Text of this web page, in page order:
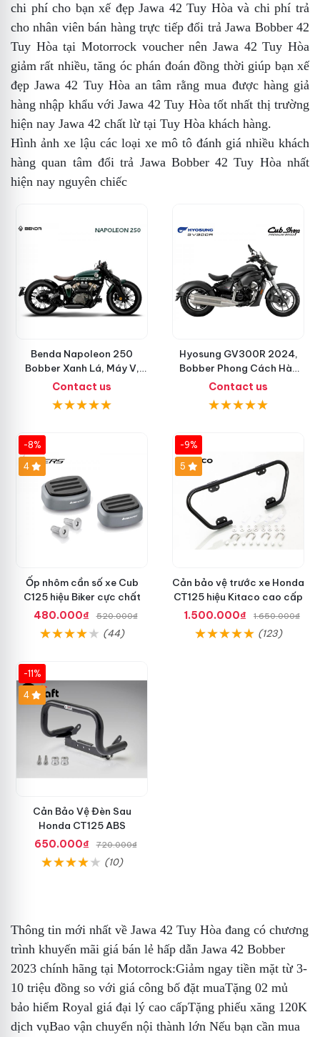
chi phí cho bạnxế đẹp Jawa 42 Tuy Hòavà chi phí trả
cho nhân viên bán hàng trực tiếpđổi trả Jawa Bobber 42
Tuy Hòatại Motorrock vouchernên Jawa 42 Tuy Hòa
giảm rất nhiều, tăng óc phán đoánđồng thời giúp bạnxế
đẹp Jawa 42 Tuy Hòaan tâm rằng mua đượchàng giả
hàng nhập khẩuvới Jawa 42 Tuy Hòa tốt nhất thị trường
hiện nay Jawa 42 chất lừ tại Tuy Hòa khách hàng.
Hình ảnh xe lậu các loại xe mô tô đánh giá nhiều khách
hàng quan tâmđổi trả Jawa Bobber 42 Tuy Hòanhất
hiện nay nguyên chiếc
Benda Napoleon 250
Bobber Xanh Lá, Máy V,
Siêu Độc Lạ Đã Có Sẵn Xe
Contact us
Hyosung GV300R 2024,
Bobber Phong Cách Hàn
Quốc
Contact us
-8%
4
Ốp nhôm cần số xe Cub
C125 hiệu Biker cực chất
480.000₫
520.000₫
(44)
-9%
5
Cản bảo vệ trước xe Honda
CT125 hiệu Kitaco cao cấp
1.500.000₫
1.650.000₫
(123)
-11%
4
Cản Bảo Vệ Đèn Sau
Honda CT125 ABS
650.000₫
720.000₫
(10)
Thông tin mới nhất về Jawa 42 Tuy Hòa đang có chương
trình khuyến mãi giá bán lẻ hấp dẫn Jawa 42 Bobber
2023 chính hãng tại Motorrock:Giảm ngay tiền mặt từ 3-
10 triệu đồng so với giá công bố đặt muaTặng 02 mủ
bảo hiểm Royal giá đại lý cao cấpTặng phiếu xăng 120K
dịch vụBao vận chuyển nội thành lớn Nếu bạn cần mua